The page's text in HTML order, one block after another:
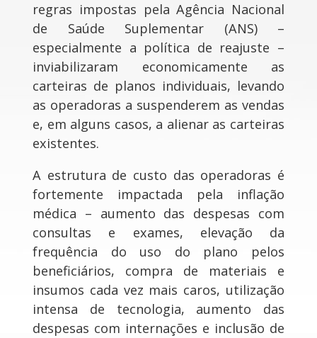
regras impostas pela Agência Nacional
de Saúde Suplementar (ANS) –
especialmente a política de reajuste –
inviabilizaram economicamente as
carteiras de planos individuais, levando
as operadoras a suspenderem as vendas
e, em alguns casos, a alienar as carteiras
existentes.
A estrutura de custo das operadoras é
fortemente impactada pela inflação
médica – aumento das despesas com
consultas e exames, elevação da
frequência do uso do plano pelos
beneficiários, compra de materiais e
insumos cada vez mais caros, utilização
intensa de tecnologia, aumento das
despesas com internações e inclusão de